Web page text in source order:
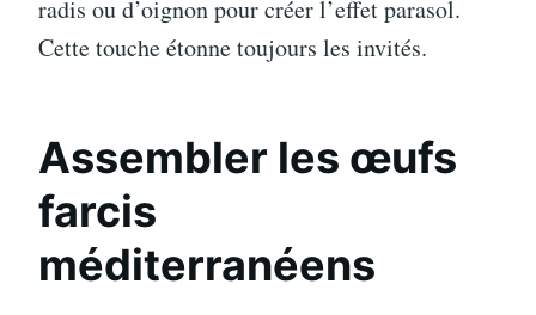
radis ou d’oignon pour créer l’effet parasol.
Cette touche étonne toujours les invités.
Assembler les œufs
farcis
méditerranéens